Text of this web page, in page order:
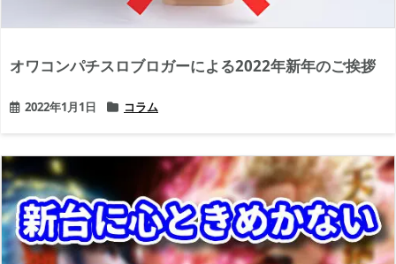
オワコンパチスロブロガーによる2022年新年のご挨拶
2022年1月1日 コラム